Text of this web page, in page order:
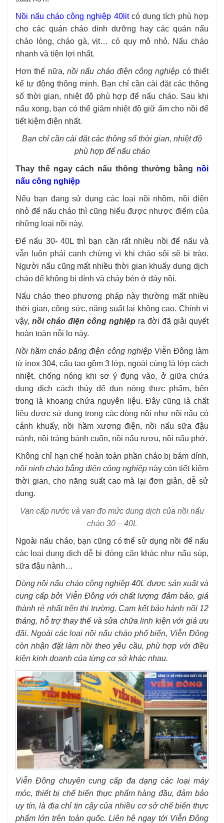
Nồi nấu cháo công nghiệp 40litcó dung tích phù hợp
cho các quán cháo dinh dưỡng hay các quán nấu
cháo lòng, cháo gà, vịt… có quy mô nhỏ. Nấu cháo
nhanh và tiện lợi nhất.
Hơn thế nữa, nồi nấu cháo điện công nghiệp có thiết
kế tự động thông minh. Bạn chỉ cần cài đặt các thông
số thời gian, nhiệt độ phù hợp để nấu cháo. Sau khi
nấu xong, bạn có thể giảm nhiệt độ giữ ấm cho nồi để
tiết kiệm điện nhất.
Bạn chỉ cần cài đặt các thông số thời gian, nhiệt độ
phù hợp để nấu cháo
Thay thế ngay cách nấu thông thường bằng nồi
nấu công nghiệp
Nếu bạn đang sử dụng các loại nồi nhôm, nồi điện
nhỏ để nấu cháo thì cũng hiểu được nhược điểm của
những loại nồi này.
Để nấu 30- 40L thì bạn cần rất nhiều nồi để nấu và
vẫn luôn phải canh chừng vì khi cháo sôi sẽ bị trào.
Người nấu cũng mất nhiều thời gian khuấy dung dịch
cháo để không bị dính và cháy bén ở đáy nồi.
Nấu cháo theo phương pháp này thường mất nhiều
thời gian, công sức, năng suất lại không cao. Chính vì
vậy, nồi cháo điện công nghiệp ra đời đã giải quyết
hoàn toàn nỗi lo này.
Nồi hầm cháo bằng điện công nghiệpViễn Đông làm
từ inox 304, cấu tạo gồm 3 lớp, ngoài cùng là lớp cách
nhiệt, chống nóng khi sơ ý đụng vào, ở giữa chứa
dung dịch cách thủy để đun nóng thực phẩm, bên
trong là khoang chứa nguyên liệu. Đây cũng là chất
liệu được sử dụng trong các dòng nồi như nồi nấu có
cánh khuấy, nồi hầm xương điện, nồi nấu sữa đậu
nành, nồi tráng bánh cuốn, nồi nấu rượu, nồi nấu phở.
Không chỉ hạn chế hoàn toàn phần cháo bị bám dính,
nồi ninh cháo bằng điện công nghiệp này còn tiết kiệm
thời gian, cho năng suất cao mà lại đơn giản, dễ sử
dụng.
Van cấp nước và van đo mức dung dịch của nồi nấu
cháo 30 – 40L
Ngoài nấu cháo, bạn cũng có thể sử dụng nồi để nấu
các loại dung dịch dễ bị đóng cặn khác như nấu súp,
sữa đậu nành…
Dòngnồi nấu cháocông nghiệp 40L được sản xuất và
cung cấp bởi Viễn Đông với chất lượng đảm bảo, giá
thành rẻ nhất trên thị trường. Cam kết bảo hành nồi 12
tháng, hỗ trợ thay thế và sửa chữa linh kiện với giá ưu
đãi. Ngoài các loại nồi nấu cháo phổ biến, Viễn Đông
còn nhận đặt làm nồi theo yêu cầu, phù hợp với điều
kiện kinh doanh của từng cơ sở khác nhau.
Viễn Đông chuyên cung cấp đa dạng các loại máy
móc, thiết bị chế biến thực phẩm hàng đầu, đảm bảo
uy tín, là địa chỉ tin cậy của nhiều cơ sở chế biến thực
phẩm lớn trên toàn quốc. Liên hệ ngay tới Viễn Đông